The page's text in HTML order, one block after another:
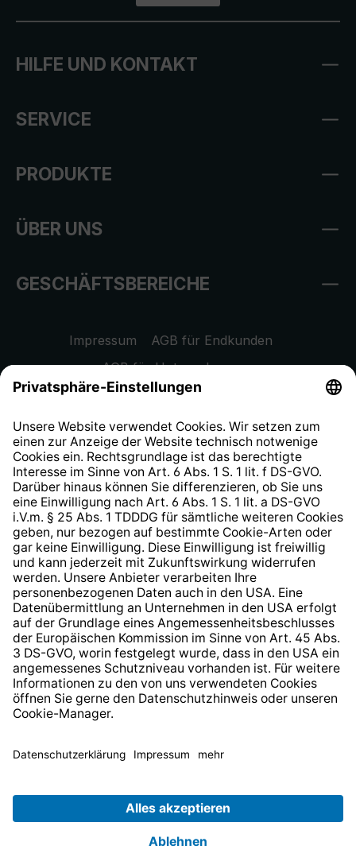
HILFE UND KONTAKT
SERVICE
PRODUKTE
ÜBER UNS
GESCHÄFTSBEREICHE
Impressum
AGB für Endkunden
AGB für Unternehmen
Datenschutzhinweis
Widerrufsrecht
Hinweisgeberschutzsystem
Barrierefreiheit
* Alle Preise inkl. gesetzl. Mehrwertsteuer zzgl.
anders angegeben.
© 2026 TechniSat Digital GmbH
TechniSat ist ein Unternehmen der